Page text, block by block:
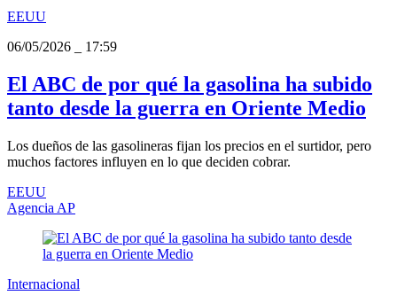
EEUU
06/05/2026
17:59
El ABC de por qué la gasolina ha subido
tanto desde la guerra en Oriente Medio
Los dueños de las gasolineras fijan los precios en el surtidor, pero
muchos factores influyen en lo que deciden cobrar.
EEUU
Agencia AP
Internacional